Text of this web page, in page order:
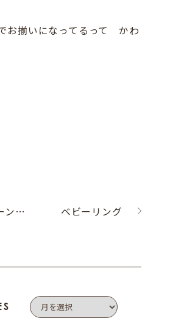
お揃いになってるって かわ
ムーンストーンのフロイライン ベビーリング